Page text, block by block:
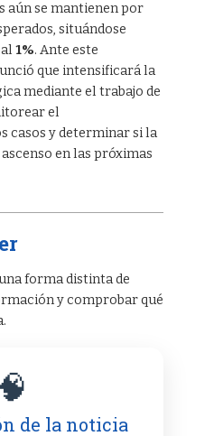
aún se mantienen por
situándose
1%. Ante este
que intensificará la
mediante el trabajo de
el
casos y determinar si la
en las próximas
forma distinta de
y comprobar qué
🧠
de la noticia